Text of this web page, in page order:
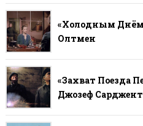
«Холодным Днём
Олтмен
«Захват Поезда
Джозеф Сарджент